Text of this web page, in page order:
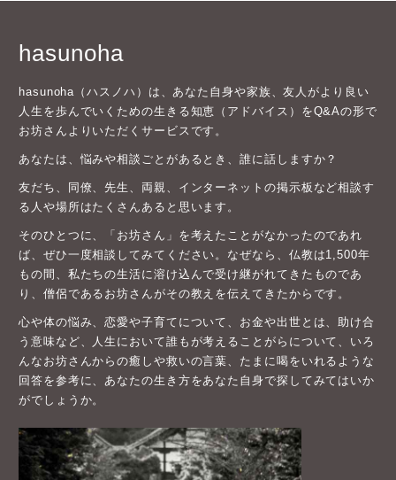
hasunoha
hasunoha（ハスノハ）は、あなた自身や家族、友人がより良い
人生を歩んでいくための生きる知恵（アドバイス）をQ&Aの形で
お坊さんよりいただくサービスです。
あなたは、悩みや相談ごとがあるとき、誰に話しますか？
友だち、同僚、先生、両親、インターネットの掲示板など相談す
る人や場所はたくさんあると思います。
そのひとつに、「お坊さん」を考えたことがなかったのであれ
ば、ぜひ一度相談してみてください。なぜなら、仏教は1,500年
もの間、私たちの生活に溶け込んで受け継がれてきたものであ
り、僧侶であるお坊さんがその教えを伝えてきたからです。
心や体の悩み、恋愛や子育てについて、お金や出世とは、助け合
う意味など、人生において誰もが考えることがらについて、いろ
んなお坊さんからの癒しや救いの言葉、たまに喝をいれるような
回答を参考に、あなたの生き方をあなた自身で探してみてはいか
がでしょうか。